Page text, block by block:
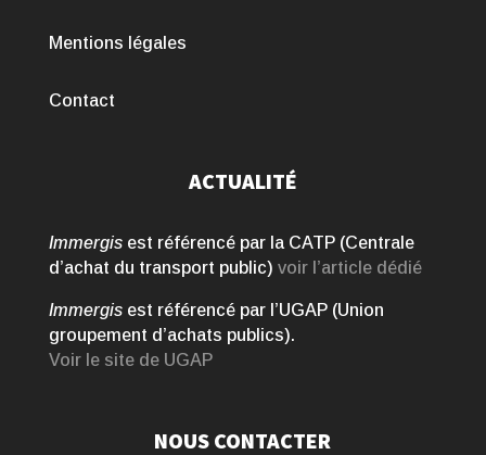
Mentions légales
Contact
ACTUALITÉ
Immergisest référencé par la CATP (Centrale
d’achat du transport public) voir l’article dédié
Immergisest référencé par l’UGAP (Union
groupement d’achats publics).
Voir le site de UGAP
NOUS CONTACTER